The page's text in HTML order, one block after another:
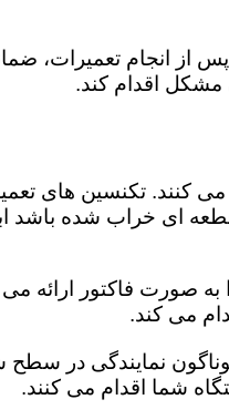
پس از انجام تعمیرات،
مشکل اقدام کند.
می کنند. تکنسین های
ای خراب شده باشد
صورت فاکتور ارائه می
می کند.
نمایندگی در سطح
شما اقدام می کنند.